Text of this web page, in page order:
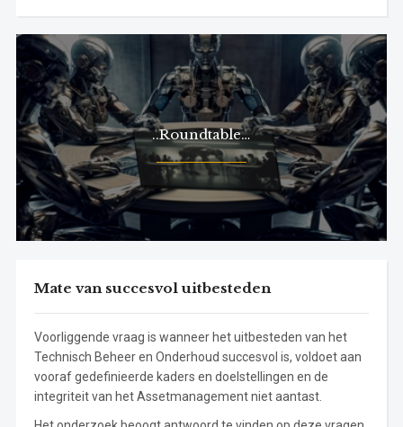
..Roundtable…
Mate van succesvol uitbesteden
Voorliggende vraag is wanneer het uitbesteden van het
Technisch Beheer en Onderhoud succesvol is, voldoet aan
vooraf gedefinieerde kaders en doelstellingen en de
integriteit van het Assetmanagement niet aantast.